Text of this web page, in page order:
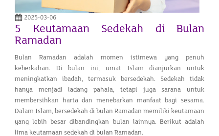
2025-03-06
5 Keutamaan Sedekah di Bulan
Ramadan
Bulan Ramadan adalah momen istimewa yang penuh
keberkahan. Di bulan ini, umat Islam dianjurkan untuk
meningkatkan ibadah, termasuk bersedekah. Sedekah tidak
hanya menjadi ladang pahala, tetapi juga sarana untuk
membersihkan harta dan menebarkan manfaat bagi sesama.
Dalam Islam, bersedekah di bulan Ramadan memiliki keutamaan
yang lebih besar dibandingkan bulan lainnya. Berikut adalah
lima keutamaan sedekah di bulan Ramadan.